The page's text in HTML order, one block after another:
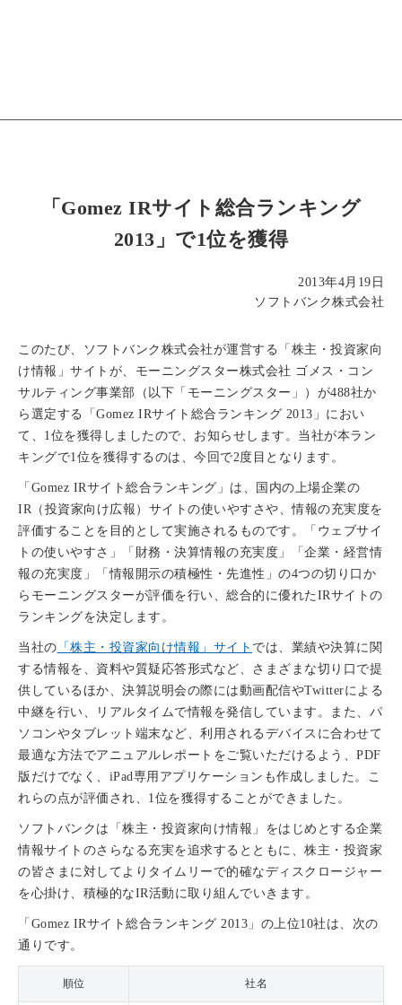
「Gomez IRサイト総合ランキング
2013」で1位を獲得
2013年4月19日
ソフトバンク株式会社
このたび、ソフトバンク株式会社が運営する「株主・投資家向
け情報」サイトが、モーニングスター株式会社 ゴメス・コン
サルティング事業部（以下「モーニングスター」）が488社か
ら選定する「Gomez IRサイト総合ランキング 2013」におい
て、1位を獲得しましたので、お知らせします。当社が本ラン
キングで1位を獲得するのは、今回で2度目となります。
「Gomez IRサイト総合ランキング」は、国内の上場企業の
IR（投資家向け広報）サイトの使いやすさや、情報の充実度を
評価することを目的として実施されるものです。「ウェブサイ
トの使いやすさ」「財務・決算情報の充実度」「企業・経営情
報の充実度」「情報開示の積極性・先進性」の4つの切り口か
らモーニングスターが評価を行い、総合的に優れたIRサイトの
ランキングを決定します。
当社の 「株主・投資家向け情報」サイト では、業績や決算に関
する情報を、資料や質疑応答形式など、さまざまな切り口で提
供しているほか、決算説明会の際には動画配信やTwitterによる
中継を行い、リアルタイムで情報を発信しています。また、パ
ソコンやタブレット端末など、利用されるデバイスに合わせて
最適な方法でアニュアルレポートをご覧いただけるよう、PDF
版だけでなく、iPad専用アプリケーションも作成しました。こ
れらの点が評価され、1位を獲得することができました。
ソフトバンクは「株主・投資家向け情報」をはじめとする企業
情報サイトのさらなる充実を追求するとともに、株主・投資家
の皆さまに対してよりタイムリーで的確なディスクロージャー
を心掛け、積極的なIR活動に取り組んでいきます。
「Gomez IRサイト総合ランキング 2013」の上位10社は、次の
通りです。
順位 社名